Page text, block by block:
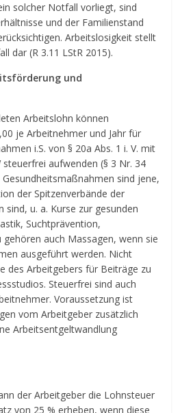
solcher Notfall vorliegt, sind
und der Familienstand
Arbeitslosigkeit stellt
dar (R 3.11 LStR 2015).
und
Arbeitslohn können
je Arbeitnehmer und Jahr für
i.S. von § 20a Abs. 1 i. V. mit
steuerfrei aufwenden (§ 3 Nr. 34
Gesundheitsmaßnahmen sind jene,
der Spitzenverbände der
sind, u. a. Kurse zur gesunden
Suchtprävention,
auch Massagen, wenn sie
ausgeführt werden. Nicht
des Arbeitgebers für Beiträge zu
Steuerfrei sind auch
Voraussetzung ist
vom Arbeitgeber zusätzlich
Arbeitsentgeltwandlung
der Arbeitgeber die Lohnsteuer
von 25 % erheben, wenn diese